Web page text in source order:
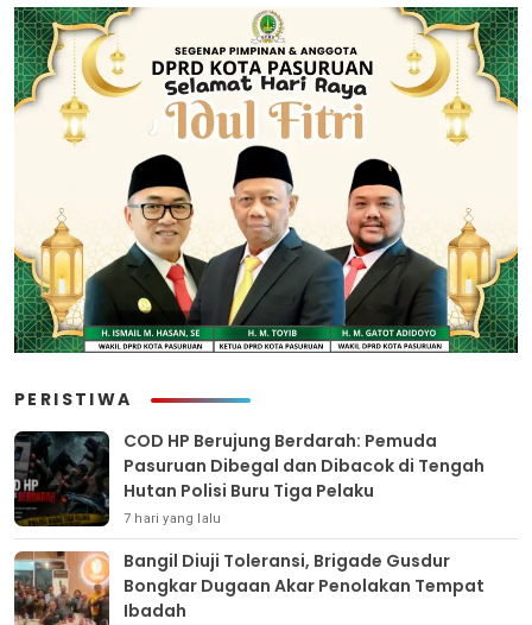
PERISTIWA
COD HP Berujung Berdarah: Pemuda
Pasuruan Dibegal dan Dibacok di Tengah
Hutan Polisi Buru Tiga Pelaku
7 hari yang lalu
Bangil Diuji Toleransi, Brigade Gusdur
Bongkar Dugaan Akar Penolakan Tempat
Ibadah